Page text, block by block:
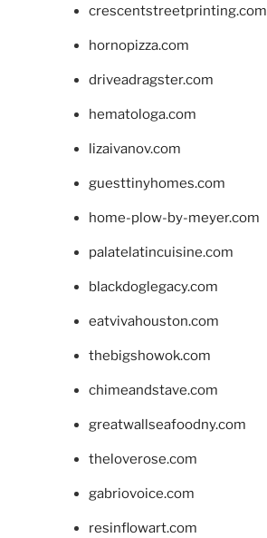
crescentstreetprinting.com
hornopizza.com
driveadragster.com
hematologa.com
lizaivanov.com
guesttinyhomes.com
home-plow-by-meyer.com
palatelatincuisine.com
blackdoglegacy.com
eatvivahouston.com
thebigshowok.com
chimeandstave.com
greatwallseafoodny.com
theloverose.com
gabriovoice.com
resinflowart.com